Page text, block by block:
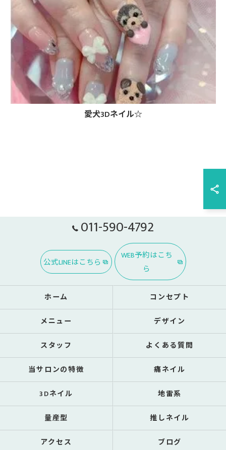
愛犬3Dネイル☆
011-590-4792
公式LINEはこちら
WEB予約はこち
ら
ホーム コンセプト
メニュー デザイン
スタッフ よくある質問
当サロンの特徴 痛ネイル
3Dネイル 地雷系
量産型 推しネイル
アクセス ブログ